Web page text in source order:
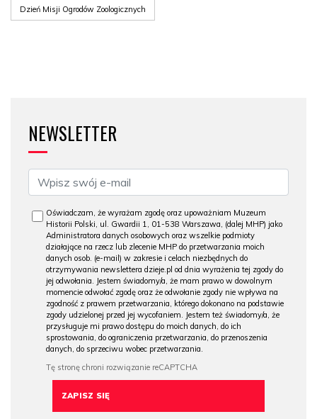
Dzień Misji Ogrodów Zoologicznych
NEWSLETTER
Oświadczam, że wyrażam zgodę oraz upoważniam Muzeum
Historii Polski, ul. Gwardii 1, 01-538 Warszawa, (dalej MHP) jako
Administratora danych osobowych oraz wszelkie podmioty
działające na rzecz lub zlecenie MHP do przetwarzania moich
danych osob. (e-mail) w zakresie i celach niezbędnych do
otrzymywania newslettera dzieje.pl od dnia wyrażenia tej zgody do
jej odwołania. Jestem świadomy/a, że mam prawo w dowolnym
momencie odwołać zgodę oraz że odwołanie zgody nie wpływa na
zgodność z prawem przetwarzania, którego dokonano na podstawie
zgody udzielonej przed jej wycofaniem. Jestem też świadomy/a, że
przysługuje mi prawo dostępu do moich danych, do ich
sprostowania, do ograniczenia przetwarzania, do przenoszenia
danych, do sprzeciwu wobec przetwarzania.